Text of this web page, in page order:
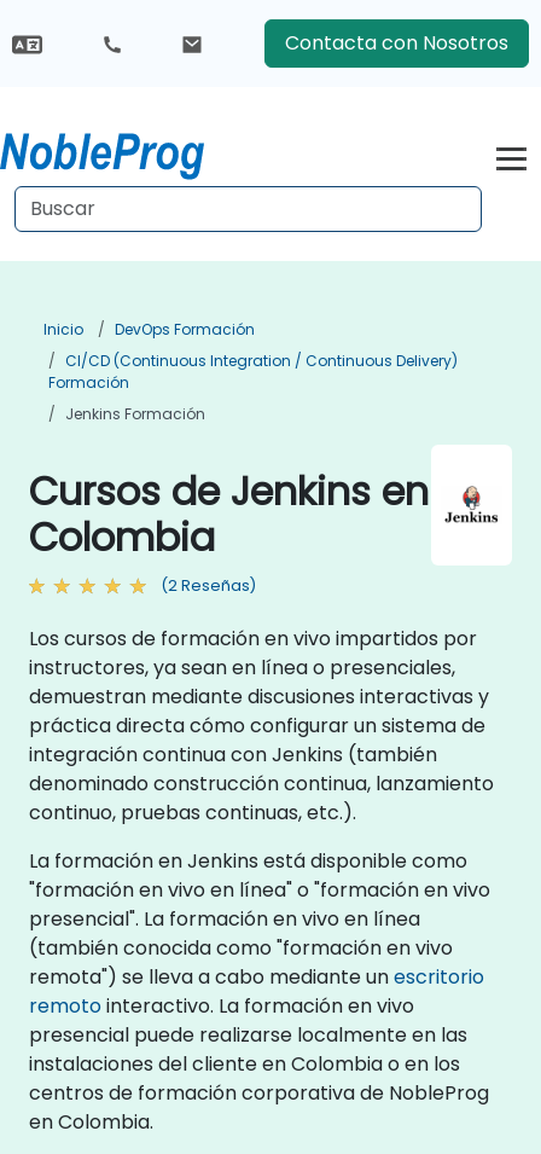
Contacta con Nosotros
Inicio
DevOps Formación
CI/CD (Continuous Integration / Continuous Delivery)
Formación
Jenkins Formación
Cursos de Jenkins en
Colombia
(2 Reseñas)
Los cursos de formación en vivo impartidos por
instructores, ya sean en línea o presenciales,
demuestran mediante discusiones interactivas y
práctica directa cómo configurar un sistema de
integración continua con Jenkins (también
denominado construcción continua, lanzamiento
continuo, pruebas continuas, etc.).
La formación en Jenkins está disponible como
"formación en vivo en línea" o "formación en vivo
presencial". La formación en vivo en línea
(también conocida como "formación en vivo
remota") se lleva a cabo mediante unescritorio
remotointeractivo. La formación en vivo
presencial puede realizarse localmente en las
instalaciones del cliente en Colombia o en los
centros de formación corporativa de NobleProg
en Colombia.